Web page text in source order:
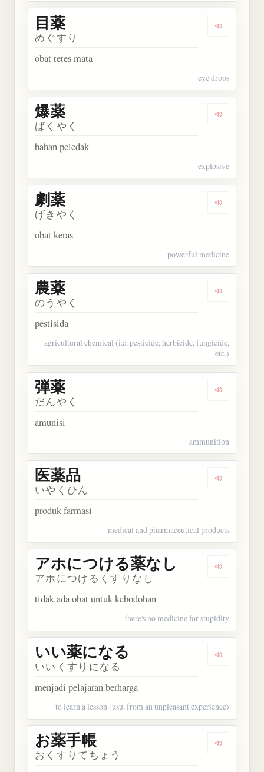
Dengarkan
目薬
めぐすり
obat tetes mata
eye drops
Dengarkan
爆薬
ばくやく
bahan peledak
explosive
Dengarkan
劇薬
げきやく
obat keras
powerful medicine
Dengarkan
農薬
のうやく
pestisida
agricultural chemical (i.e. pesticide, herbicide, fungicide,
etc.)
Dengarkan
弾薬
だんやく
amunisi
ammunition
Dengarkan
医薬品
いやくひん
produk farmasi
medical and pharmaceutical products
Dengarkan
アホにつける薬なし
アホにつけるくすりなし
tidak ada obat untuk kebodohan
there's no medicine for stupidity
Dengarkan
いい薬になる
いいくすりになる
menjadi pelajaran berharga
to learn a lesson (usu. from an unpleasant experience)
Dengarkan
お薬手帳
おくすりてちょう